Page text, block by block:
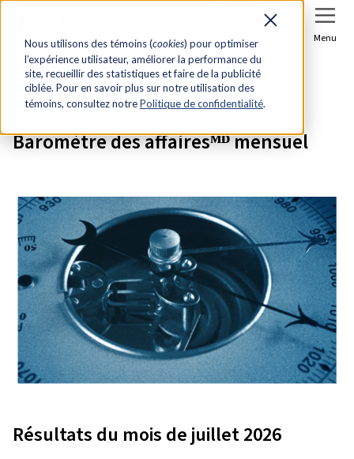
Nous utilisons des témoins (cookies) pour optimiser
l’expérience utilisateur, améliorer la performance du
site, recueillir des statistiques et faire de la publicité
ciblée. Pour en savoir plus sur notre utilisation des
témoins, consultez notrePolitique de confidentialité.
Se connecter Menu
Accueil
Recherche et analyse économique
Baromètre des affairesᴹᴰ mensuel
Baromètre des affairesᴹᴰ mensuel
Résultats du mois de juillet 2026